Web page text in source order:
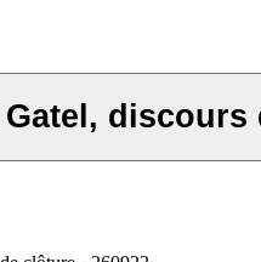
Gatel, discours